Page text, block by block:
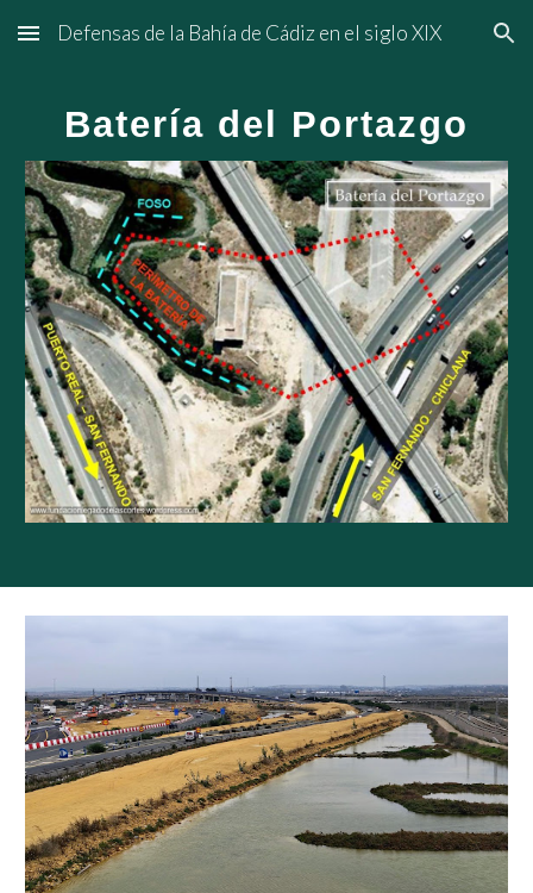
Skip to main content Skip to navigation
Defensas de la Bahía de Cádiz en el siglo XIX
Batería del Portazgo